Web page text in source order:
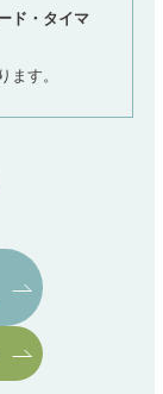
ド・タイマ
ます。